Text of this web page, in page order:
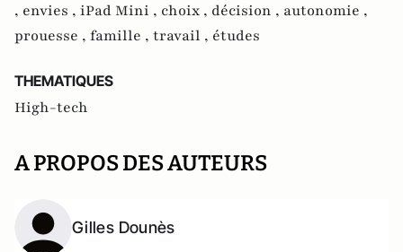
, envies , iPad Mini , choix , décision , autonomie ,
prouesse , famille , travail , études
THEMATIQUES
High-tech
A PROPOS DES AUTEURS
Gilles Dounès